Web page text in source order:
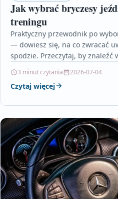
Jak wybrać bryczesy
treningu
Praktyczny przewodnik po
— dowiesz się, na co zwracać
spodzie. Przeczytaj, by znaleźć
3 minut czytania 2026-07-04
Czytaj więcej